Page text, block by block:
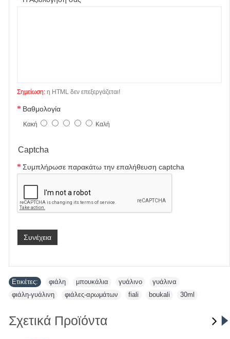
Σημείωση: η HTML δεν επεξεργάζεται!
Βαθμολογία
Κακή Καλή
Captcha
Συμπλήρωσε παρακάτω την επαλήθευση captcha
Συνέχεια
Ετικέτες: φιάλη μπουκάλια γυάλινο γυάλινα
φιάλη-γυάλινη
φιάλες-αρωμάτων fiali boukali 30ml
Σχετικά Προϊόντα